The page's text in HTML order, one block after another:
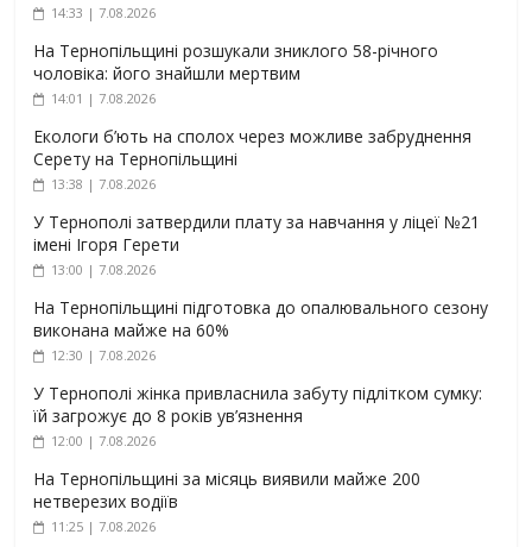
14:33 | 7.08.2026
На Тернопільщині розшукали зниклого 58-річного
чоловіка: його знайшли мертвим
14:01 | 7.08.2026
Екологи б’ють на сполох через можливе забруднення
Серету на Тернопільщині
13:38 | 7.08.2026
У Тернополі затвердили плату за навчання у ліцеї №21
імені Ігоря Герети
13:00 | 7.08.2026
На Тернопільщині підготовка до опалювального сезону
виконана майже на 60%
12:30 | 7.08.2026
У Тернополі жінка привласнила забуту підлітком сумку:
їй загрожує до 8 років ув’язнення
12:00 | 7.08.2026
На Тернопільщині за місяць виявили майже 200
нетверезих водіїв
11:25 | 7.08.2026